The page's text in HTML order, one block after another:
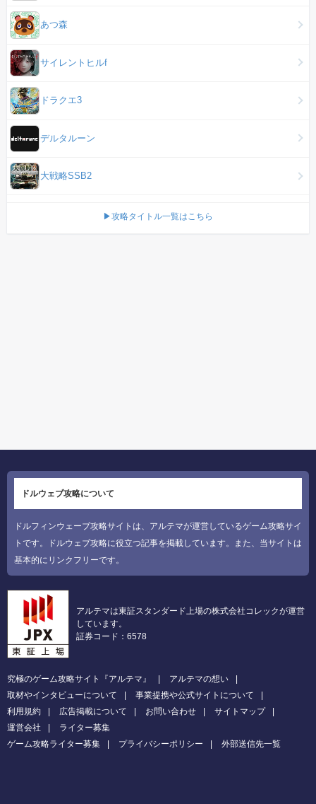
あつ森
サイレントヒルf
ドラクエ3
デルタルーン
大戦略SSB2
▶攻略タイトル一覧はこちら
ドルウェブ攻略について
ドルフィンウェーブ攻略サイトは、アルテマが運営しているゲーム攻略サイ
トです。ドルウェブ攻略に役立つ記事を掲載しています。また、当サイトは
基本的にリンクフリーです。
アルテマは東証スタンダード上場の株式会社コレックが運営
しています。
証券コード：6578
究極のゲーム攻略サイト『アルテマ』
アルテマの想い
取材やインタビューについて
事業提携や公式サイトについて
利用規約
広告掲載について お問い合わせ
サイトマップ
運営会社
ライター募集
ゲーム攻略ライター募集
プライバシーポリシー 外部送信先一覧